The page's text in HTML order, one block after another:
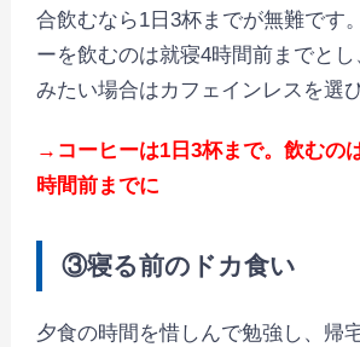
合飲むなら1日3杯までが無難です
ーを飲むのは就寝4時間前までと
みたい場合はカフェインレスを選
→コーヒーは1日3杯まで。飲むの
時間前までに
③寝る前のドカ食い
夕食の時間を惜しんで勉強し、帰